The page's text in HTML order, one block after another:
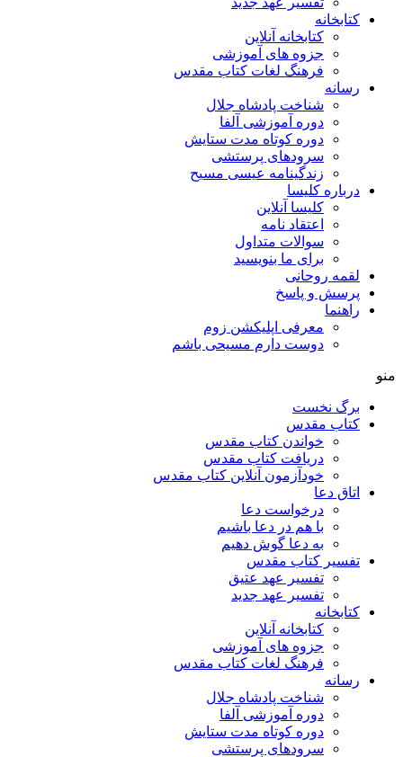
کتابخانه
کتابخانه آنلاین
جزوه های آموزشی
فرهنگ لغات کتاب مقدس
رسانه
شناخت پادشاه جلال
دوره آموزشی آلفا
دوره کوتاه مدت ستایش
سرودهای پرستشی
زندگینامه عیسی مسیح
درباره کلیسا
کلیسا آنلاین
اعتقاد نامه
سوالات متداول
برای ما بنویسید
لقمه روحانی
پرسش و پاسخ
راهنما
معرفی اپلیکشن زوم
دوست دارم مسیحی باشم
منو
برگ نخست
کتاب مقدس
خواندن کتاب مقدس
دریافت کتاب مقدس
خودآزمون آنلاین کتاب مقدس
اتاق دعا
درخواست دعا
با هم در دعا باشیم
به دعا گوش دهیم
تفسیر کتاب مقدس
تفسیر عهد عتیق
تفسیر عهد جدید
کتابخانه
کتابخانه آنلاین
جزوه های آموزشی
فرهنگ لغات کتاب مقدس
رسانه
شناخت پادشاه جلال
دوره آموزشی آلفا
دوره کوتاه مدت ستایش
سرودهای پرستشی